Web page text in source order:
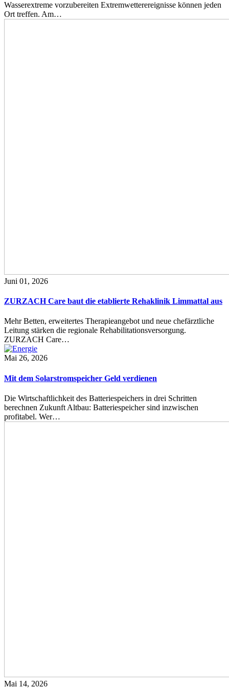
Wasserextreme vorzubereiten Extremwetterereignisse können jeden
Ort treffen. Am…
Juni 01, 2026
ZURZACH Care baut die etablierte Rehaklinik Limmattal aus
Mehr Betten, erweitertes Therapieangebot und neue chefärztliche
Leitung stärken die regionale Rehabilitationsversorgung.
ZURZACH Care…
Mai 26, 2026
Mit dem Solarstromspeicher Geld verdienen
Die Wirtschaftlichkeit des Batteriespeichers in drei Schritten
berechnen Zukunft Altbau: Batteriespeicher sind inzwischen
profitabel. Wer…
Mai 14, 2026